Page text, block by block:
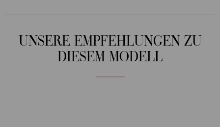
UNSERE EMPFEHLUNGEN ZU
DIESEM MODELL